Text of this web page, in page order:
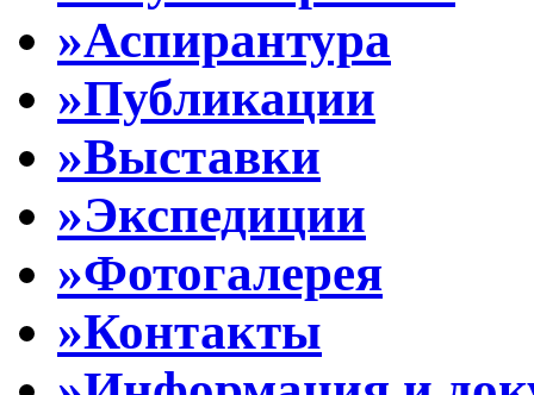
»Аспирантура
»Публикации
»Выставки
»Экспедиции
»Фотогалерея
»Контакты